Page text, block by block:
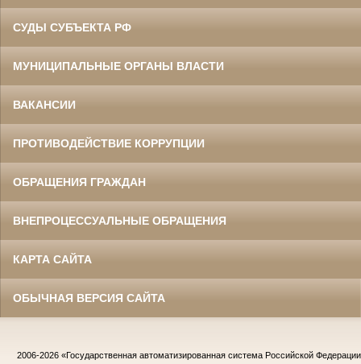
СУДЫ СУБЪЕКТА РФ
МУНИЦИПАЛЬНЫЕ ОРГАНЫ ВЛАСТИ
ВАКАНСИИ
ПРОТИВОДЕЙСТВИЕ КОРРУПЦИИ
ОБРАЩЕНИЯ ГРАЖДАН
ВНЕПРОЦЕССУАЛЬНЫЕ ОБРАЩЕНИЯ
КАРТА САЙТА
ОБЫЧНАЯ ВЕРСИЯ САЙТА
2006-2026 «Государственная автоматизированная система Российской